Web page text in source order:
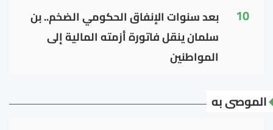
10
بعد سنوات الإنفاق الحكومي الضخم.. بن
سلمان ينقل فاتورة أزمته المالية إلى
المواطنين
الموصى به